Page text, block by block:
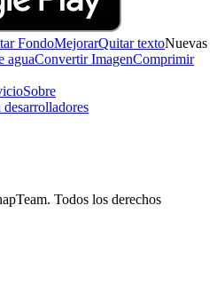
FondoMejorarQuitar textoNuevas
aguaConvertir ImagenComprimir
Sobre
desarrolladores
Todos los derechos